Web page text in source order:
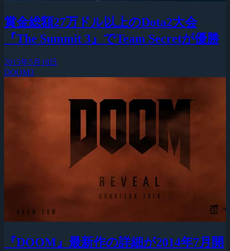
賞金総額27万ドル以上のDota2大会
『The Summit 3』でTeam Secretが優勝
2015年5月18日
DOOM3
『DOOM』最新作の詳細が2014年7月開